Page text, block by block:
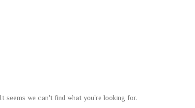
It seems we can't find what you're looking for.